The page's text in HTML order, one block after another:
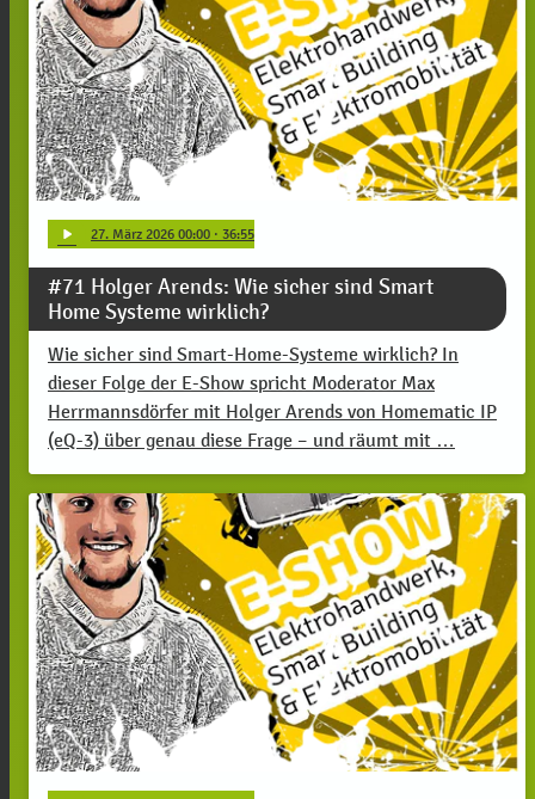
play_arrow 27. März 2026 00:00 · 36:55
#71 Holger Arends: Wie sicher sind Smart
Home Systeme wirklich?
Wie sicher sind Smart-Home-Systeme wirklich? In
dieser Folge der E-Show spricht Moderator Max
Herrmannsdörfer mit Holger Arends von Homematic IP
(eQ-3) über genau diese Frage – und räumt mit …